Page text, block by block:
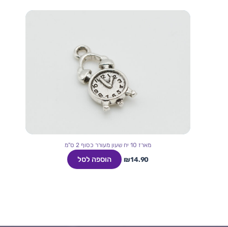
מארז 10 יח שעון מעורר כסוף 2 ס"מ
₪14.90 הוספה לסל